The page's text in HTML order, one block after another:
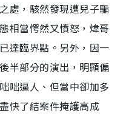
處，駭然發現遭兒子騙
相當愕然又憤怒，煒哥
達臨界點。另外，因一
半部分的演出，明顯偏
咄逼人、但當中卻加多
快了結案件掩護高成